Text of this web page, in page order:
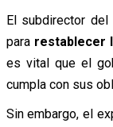
El subdirector
para restablecer
es vital que el
cumpla con sus
Sin embargo, el